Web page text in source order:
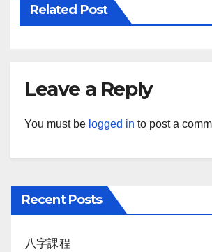
Related Post
Leave a Reply
You must be logged in to post a
Recent Posts
八字課程